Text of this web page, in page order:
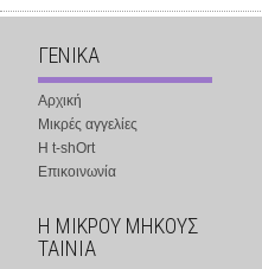
ΓΕΝΙΚΑ
Αρχική
Μικρές αγγελίες
Η t-shOrt
Επικοινωνία
Η ΜΙΚΡΟΥ ΜΗΚΟΥΣ
ΤΑΙΝΙΑ